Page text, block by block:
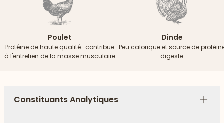
Poulet
Protéine de haute qualité : contribue
à l'entretien de la masse musculaire
Dinde
Peu calorique et source de
digeste
Constituants Analytiques
Plus